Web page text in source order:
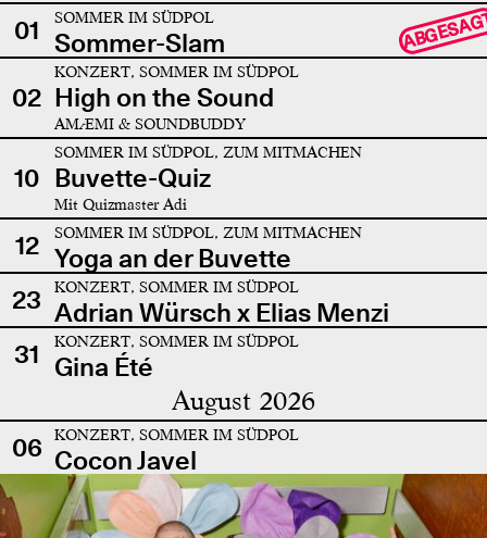
01 SOMMER IM SÜDPOL
Sommer-Slam
02
KONZERT, SOMMER IM SÜDPOL
High on the Sound
AMÆMI & SOUNDBUDDY
10
SOMMER IM SÜDPOL, ZUM MITMACHEN
Buvette-Quiz
Mit Quizmaster Adi
12 SOMMER IM SÜDPOL, ZUM MITMACHEN
Yoga an der Buvette
23
KONZERT, SOMMER IM SÜDPOL
Adrian Würsch x Elias Menzi
31
KONZERT, SOMMER IM SÜDPOL
Gina Été
August 2026
06 KONZERT, SOMMER IM SÜDPOL
Cocon Javel